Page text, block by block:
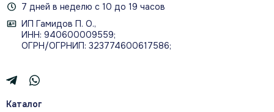
Встроенный LED-фонарь пригодится
в темноте.
7 дней в неделю с 10 до 19 часов
ИП Гамидов П. О.,
ИНН: 940600009559;
ОГРН/ОГРНИП: 323774600617586;
Каталог